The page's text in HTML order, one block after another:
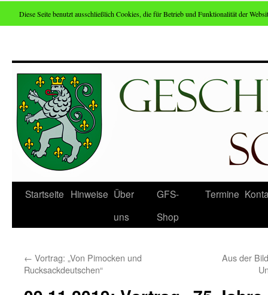
Zum
Inhalt
Startseite Hinweise Über
uns
GFS-
Shop
Termine
← Vortrag: „Von Pimocken und
Rucksackdeutschen“
Aus der
Diese Seite benutzt ausschließlich Cookies, die für Betrieb und Funktionalität der